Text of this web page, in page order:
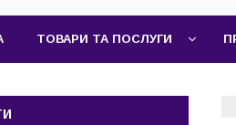
ТОВАРИ ТА ПОСЛУГИ